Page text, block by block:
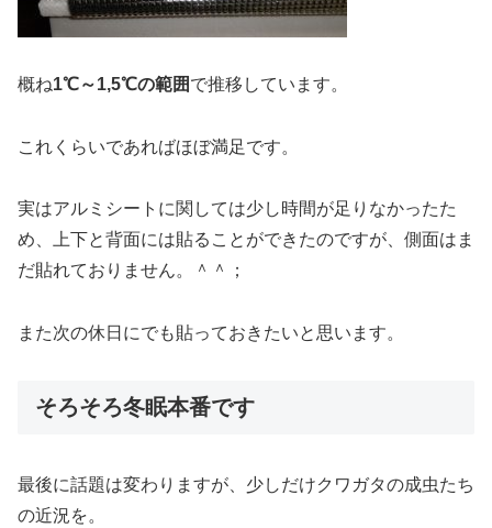
概ね1℃～1,5℃の範囲で推移しています。
これくらいであればほぼ満足です。
実はアルミシートに関しては少し時間が足りなかったた
め、上下と背面には貼ることができたのですが、側面はま
だ貼れておりません。＾＾；
また次の休日にでも貼っておきたいと思います。
そろそろ冬眠本番です
最後に話題は変わりますが、少しだけクワガタの成虫たち
の近況を。